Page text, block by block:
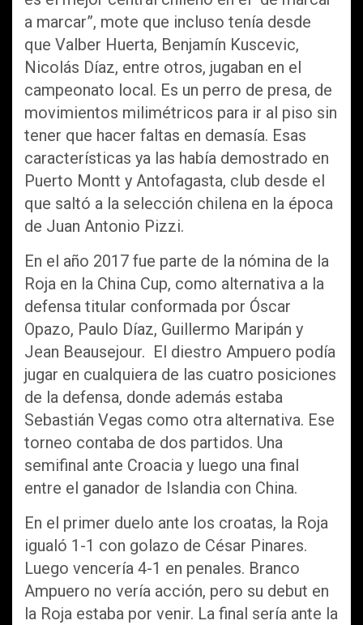
a marcar”, mote que incluso tenía desde
que Valber Huerta, Benjamín Kuscevic,
Nicolás Díaz, entre otros, jugaban en el
campeonato local. Es un perro de presa, de
movimientos milimétricos para ir al piso sin
tener que hacer faltas en demasía. Esas
características ya las había demostrado en
Puerto Montt y Antofagasta, club desde el
que saltó a la selección chilena en la época
de Juan Antonio Pizzi.
En el año 2017 fue parte de la nómina de la
Roja en la China Cup, como alternativa a la
defensa titular conformada por Óscar
Opazo, Paulo Díaz, Guillermo Maripán y
Jean Beausejour. El diestro Ampuero podía
jugar en cualquiera de las cuatro posiciones
de la defensa, donde además estaba
Sebastián Vegas como otra alternativa. Ese
torneo contaba de dos partidos. Una
semifinal ante Croacia y luego una final
entre el ganador de Islandia con China.
En el primer duelo ante los croatas, la Roja
igualó 1-1 con golazo de César Pinares.
Luego vencería 4-1 en penales. Branco
Ampuero no vería acción, pero su debut en
la Roja estaba por venir. La final sería ante la